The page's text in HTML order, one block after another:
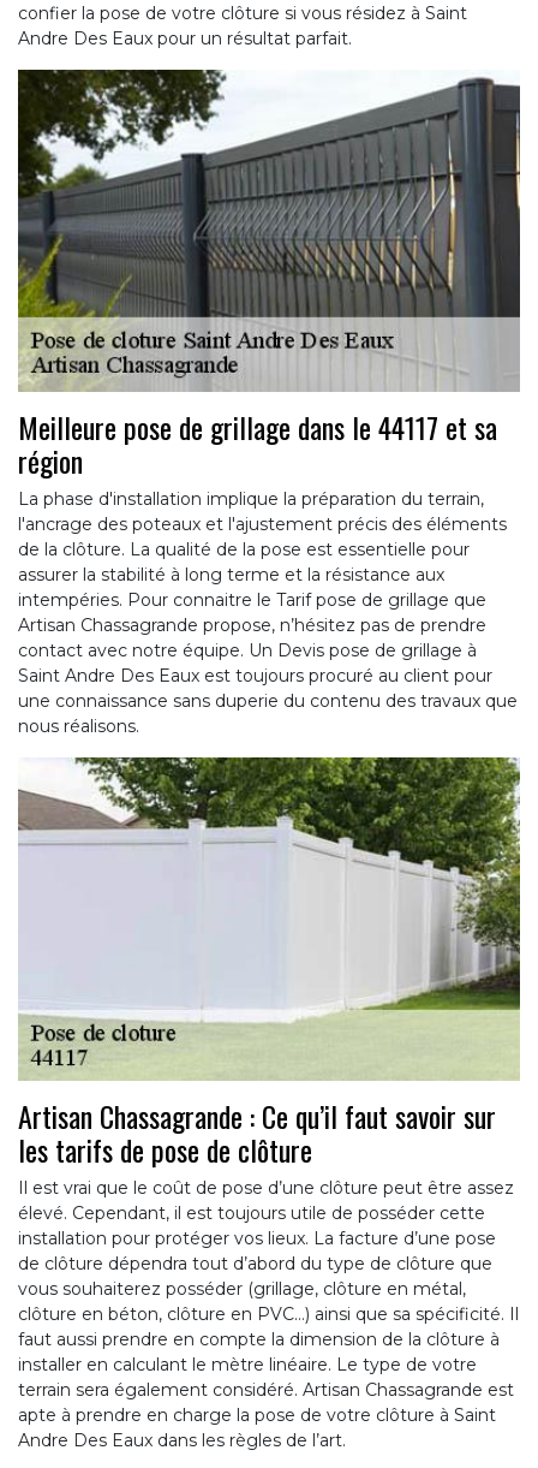
confier la pose de votre clôture si vous résidez à Saint
Andre Des Eaux pour un résultat parfait.
Meilleure pose de grillage dans le 44117 et sa
région
La phase d'installation implique la préparation du terrain,
l'ancrage des poteaux et l'ajustement précis des éléments
de la clôture. La qualité de la pose est essentielle pour
assurer la stabilité à long terme et la résistance aux
intempéries. Pour connaitre le Tarif pose de grillage que
Artisan Chassagrande propose, n’hésitez pas de prendre
contact avec notre équipe. Un Devis pose de grillage à
Saint Andre Des Eaux est toujours procuré au client pour
une connaissance sans duperie du contenu des travaux que
nous réalisons.
Artisan Chassagrande : Ce qu’il faut savoir sur
les tarifs de pose de clôture
Il est vrai que le coût de pose d’une clôture peut être assez
élevé. Cependant, il est toujours utile de posséder cette
installation pour protéger vos lieux. La facture d’une pose
de clôture dépendra tout d’abord du type de clôture que
vous souhaiterez posséder (grillage, clôture en métal,
clôture en béton, clôture en PVC…) ainsi que sa spécificité. Il
faut aussi prendre en compte la dimension de la clôture à
installer en calculant le mètre linéaire. Le type de votre
terrain sera également considéré. Artisan Chassagrande est
apte à prendre en charge la pose de votre clôture à Saint
Andre Des Eaux dans les règles de l’art.